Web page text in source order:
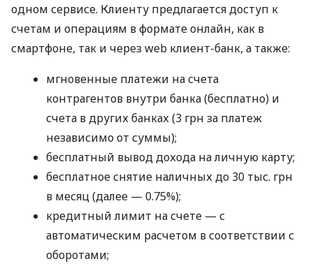
одном сервисе. Клиенту предлагается доступ к
счетам и операциям в формате онлайн, как в
смартфоне, так и через web клиент-банк, а также:
мгновенные платежи на счета
контрагентов внутри банка (бесплатно) и
счета в других банках (3 грн за платеж
независимо от суммы);
бесплатный вывод дохода на личную карту;
бесплатное снятие наличных до 30 тыс. грн
в месяц (далее — 0.75%);
кредитный лимит на счете — с
автоматическим расчетом в соответствии с
оборотами;